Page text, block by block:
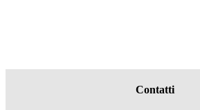
Contatti